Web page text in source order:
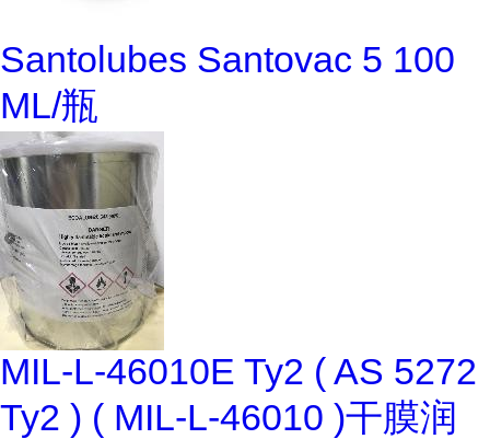
Santolubes Santovac 5 100
ML/瓶
MIL-L-46010E Ty2 ( AS 5272
Ty2 ) ( MIL-L-46010 )干膜润